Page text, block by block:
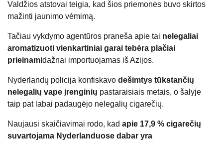
Valdžios atstovai teigia, kad šios priemonės buvo skirtos
mažinti jaunimo vėmimą.
Tačiau vykdymo agentūros praneša apie tai nelegaliai
aromatizuoti vienkartiniai garai tebėra plačiai
prieinamidažnai importuojamas iš Azijos.
Nyderlandų policija konfiskavo dešimtys tūkstančių
nelegalių vape įrenginių pastaraisiais metais, o šalyje
taip pat labai padaugėjo nelegalių cigarečių.
Naujausi skaičiavimai rodo, kad apie 17,9 % cigarečių
suvartojama Nyderlanduose dabar yra